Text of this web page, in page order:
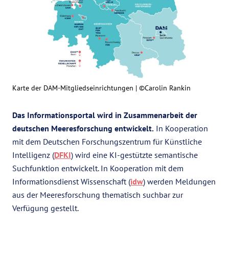
Karte der DAM-Mitgliedseinrichtungen | ©Carolin Rankin
Das Informationsportal wird in Zusammenarbeit der
deutschen Meeresforschung entwickelt. In Kooperation
mit dem Deutschen Forschungszentrum für Künstliche
Intelligenz (DFKI) wird eine KI-gestützte semantische
Suchfunktion entwickelt. In Kooperation mit dem
Informationsdienst Wissenschaft (idw) werden Meldungen
aus der Meeresforschung thematisch suchbar zur
Verfügung gestellt.